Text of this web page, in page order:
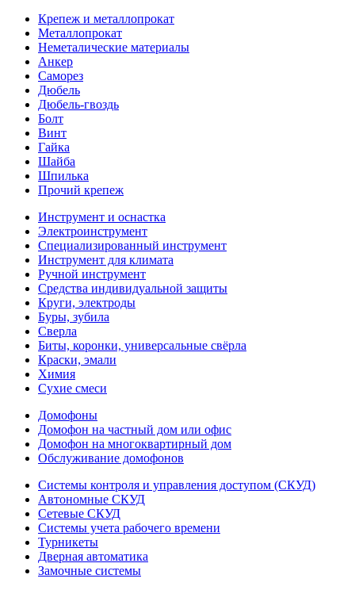
Крепеж и металлопрокат
Металлопрокат
Неметалические материалы
Анкер
Саморез
Дюбель
Дюбель-гвоздь
Болт
Винт
Гайка
Шайба
Шпилька
Прочий крепеж
Инструмент и оснастка
Электроинструмент
Специализированный инструмент
Инструмент для климата
Ручной инструмент
Средства индивидуальной защиты
Круги, электроды
Буры, зубила
Сверла
Биты, коронки, универсальные свёрла
Краски, эмали
Химия
Сухие смеси
Домофоны
Домофон на частный дом или офис
Домофон на многоквартирный дом
Обслуживание домофонов
Системы контроля и управления доступом (СКУД)
Автономные СКУД
Сетевые СКУД
Системы учета рабочего времени
Турникеты
Дверная автоматика
Замочные системы